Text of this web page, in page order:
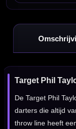
Target Phil
De Target Phil
darters die altijd
throw line heeft